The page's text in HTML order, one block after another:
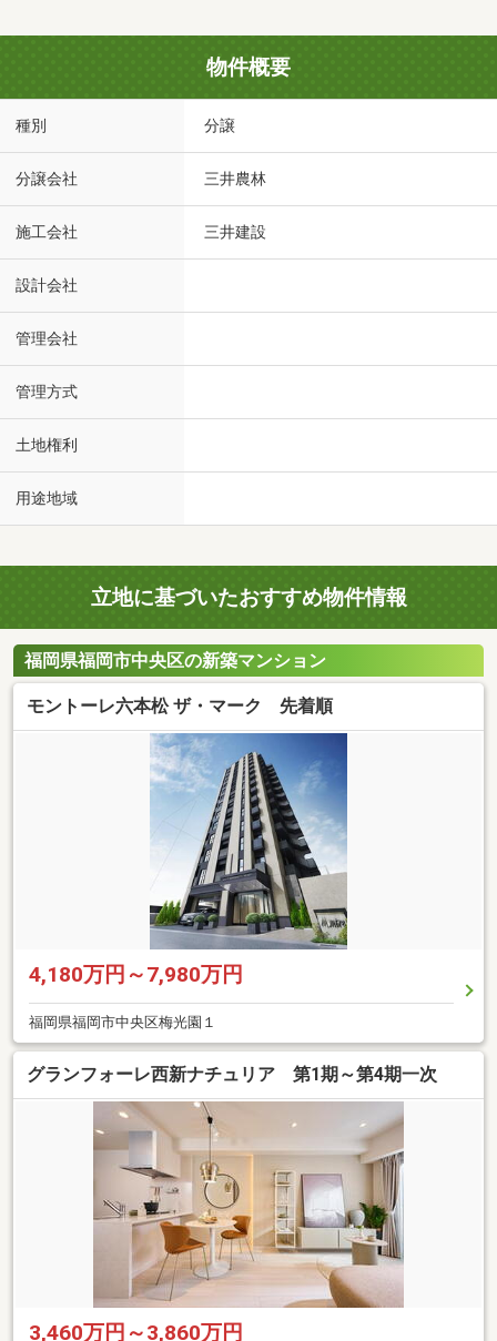
物件概要
種別 分譲
分譲会社 三井農林
施工会社 三井建設
設計会社
管理会社
管理方式
土地権利
用途地域
立地に基づいたおすすめ物件情報
福岡県福岡市中央区の新築マンション
モントーレ六本松 ザ・マーク 先着順
4,180万円～7,980万円
福岡県福岡市中央区梅光園１
グランフォーレ西新ナチュリア 第1期～第4期一次
3,460万円～3,860万円